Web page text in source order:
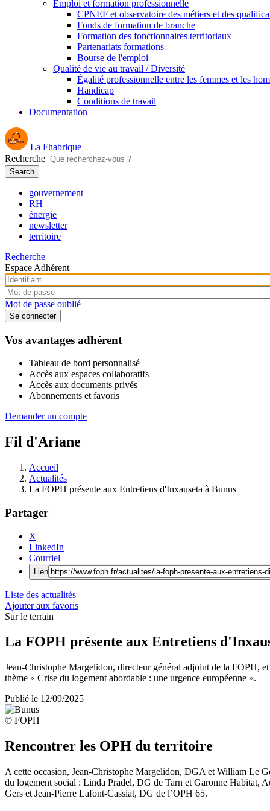
Emploi et formation professionnelle
CPNEF et observatoire des métiers et des
Fonds de formation de branche
Formation des fonctionnaires territoriaux
Partenariats formations
Bourse de l'emploi
Qualité de vie au travail / Diversité
Égalité professionnelle entre les femmes et les
Handicap
Conditions de travail
Documentation
La Fhabrique
Recherche
gouvernement
RH
énergie
newsletter
territoire
Recherche
Espace Adhérent
Mot de passe oublié
Vos avantages adhérent
Tableau de bord personnalisé
Accès aux espaces collaboratifs
Accès aux documents privés
Abonnements et favoris
Demander un compte
Fil d'Ariane
Accueil
Actualités
La FOPH présente aux Entretiens d'Inxauseta à Bunus
Partager
X
LinkedIn
Courriel
Lien
Liste des actualités
Ajouter aux favoris
Sur le terrain
La FOPH présente aux Entretiens
Jean-Christophe Margelidon, directeur général adjoint de la FOPH,
thème « Crise du logement abordable : une urgence européenne ».
Publié le 12/09/2025
© FOPH
Rencontrer les OPH du territoire
A cette occasion, Jean-Christophe Margelidon, DGA et William Le
du logement social : Linda Pradel, DG de Tarn et Garonne Habitat,
Gers et Jean-Pierre Lafont-Cassiat, DG de l’OPH 65.